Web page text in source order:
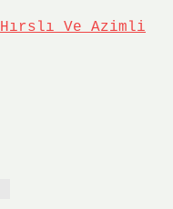
Hırslı Ve Azimli